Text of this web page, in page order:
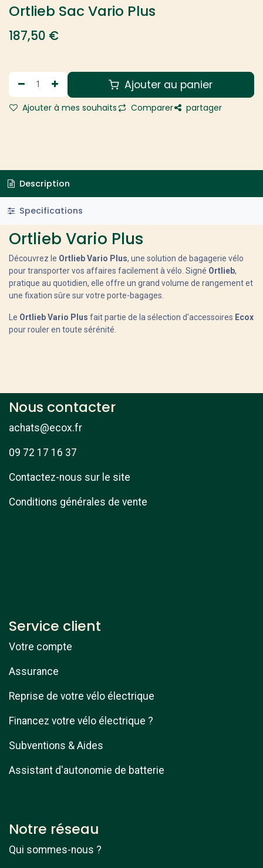
Ortlieb Sac Vario Plus
187,50 €
Ajouter au panier
Ajouter à mes souhaits Comparer partager
Description
Specifications
Ortlieb Vario Plus
Découvrez le Ortlieb Vario Plus, une solution de bagagerie vélo
pour transporter vos affaires facilement à vélo. Signé Ortlieb,
pratique au quotidien, elle offre un grand volume de rangement et
une fixation sûre sur votre porte-bagages.
Le Ortlieb Vario Plus fait partie de la sélection d'accessoires Ecox
pour rouler en toute sérénité.
Nous contacter
achats@ecox.fr
09 72 17 16 37
Contactez-nous sur le site
Conditions générales de vente
Service client
Votre compte
Assurance
Reprise de votre vélo électrique
Financez votre vélo électrique ?
Subventions & Aides
Assistant d'autonomie de batterie
Notre réseau
Qui sommes-nous ?